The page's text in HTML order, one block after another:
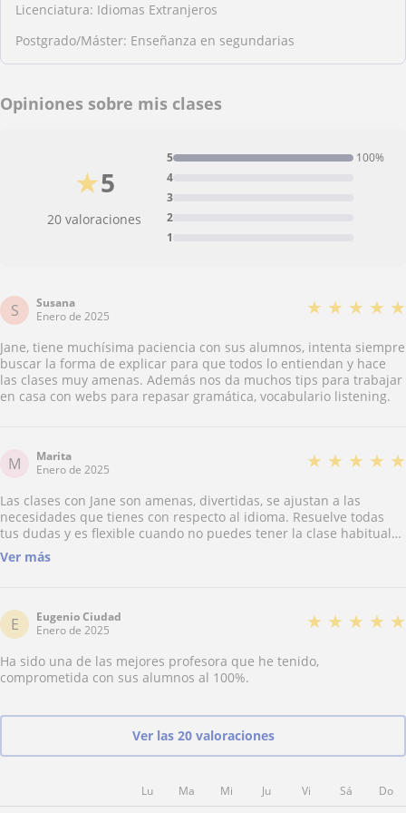
Licenciatura: Idiomas Extranjeros
Postgrado/Máster: Enseñanza en segundarias
Opiniones sobre mis clases
5
★
20 valoraciones
1
2
3
4
5 100%
S
Susana
Enero de 2025
★ ★ ★ ★ ★
Jane, tiene muchísima paciencia con sus alumnos, intenta siempre
buscar la forma de explicar para que todos lo entiendan y hace
las clases muy amenas. Además nos da muchos tips para trabajar
en casa con webs para repasar gramática, vocabulario listening.
M
Marita
Enero de 2025
★ ★ ★ ★ ★
Las clases con Jane son amenas, divertidas, se ajustan a las
necesidades que tienes con respecto al idioma. Resuelve todas
tus dudas y es flexible cuando no puedes tener la clase habitual
buscando otras posibilidades. Yo llevo ya más de cinco años
recibiendo clases de Jane y no podría tener mejor teacher. Gracias
Ver más
E
Eugenio Ciudad
Enero de 2025
★ ★ ★ ★ ★
Ha sido una de las mejores profesora que he tenido,
comprometida con sus alumnos al 100%.
Ver las 20 valoraciones
Lu Ma Mi Ju Vi Sá Do